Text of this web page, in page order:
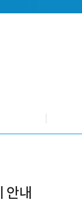
안내